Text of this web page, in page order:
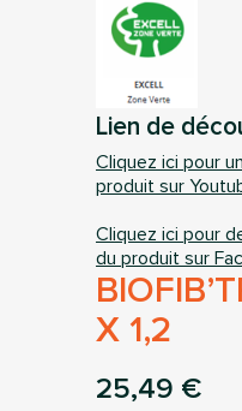
Lien de
Cliquez ici pour
produit sur
Cliquez ici pour
du produit sur
X 1,2
25,49 €